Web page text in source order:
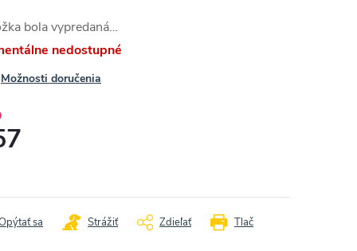
bola vypredaná…
nedostupné
Možnosti doručenia
Tlač
sa Strážiť Zdieľať